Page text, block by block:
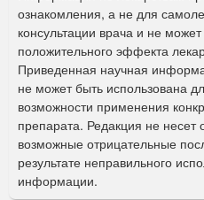
м
а
п
о
и
с
к
ознакомления, а не для
консультации врача и не
положительного эффекта
Приведенная научная
не может быть использована
возможности применения
препарата. Редакция не несет
возможные отрицательные
результате неправильного
информации.